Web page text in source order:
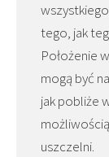
tego, jak
Położenie
mogą być
jak pobliże
uszczelni.